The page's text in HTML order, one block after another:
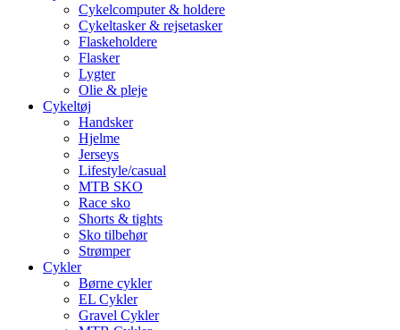
Cykelcomputer & holdere
Cykeltasker & rejsetasker
Flaskeholdere
Flasker
Lygter
Olie & pleje
Cykeltøj
Handsker
Hjelme
Jerseys
Lifestyle/casual
MTB SKO
Race sko
Shorts & tights
Sko tilbehør
Strømper
Cykler
Børne cykler
EL Cykler
Gravel Cykler